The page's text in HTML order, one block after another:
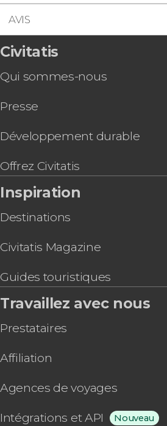
AVIS
Civitatis
Qui sommes-nous
Presse
Développement durable
Offrez Civitatis
Inspiration
Destinations
Civitatis Magazine
Guides touristiques
Travaillez avec nous
Prestataires
Affiliation
Agences de voyages
Intégrations et API Nouveau